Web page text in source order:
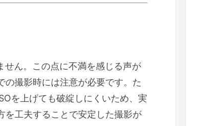
せん。この点に不満を感じる声が
の撮影時には注意が必要です。た
を上げても破綻しにくいため、実
を工夫することで安定した撮影が